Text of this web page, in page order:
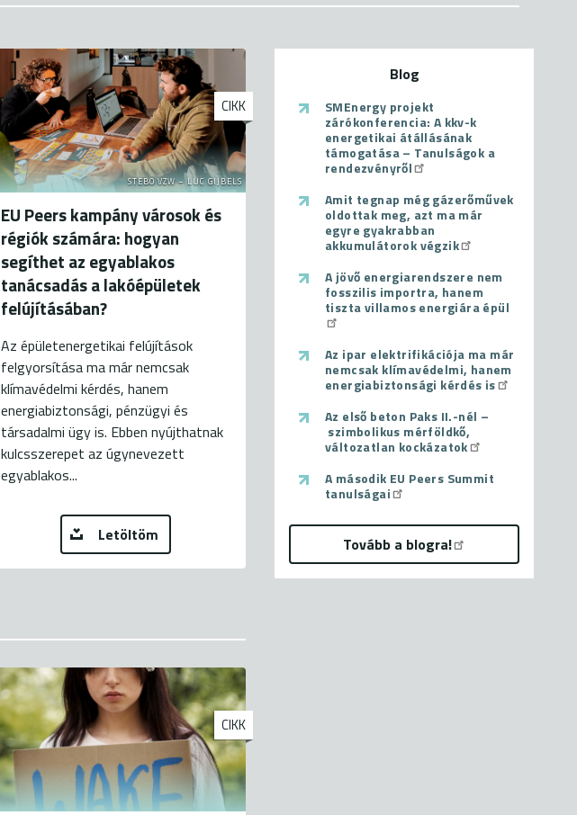
STEBO VZW – LUC GIJBELS
CIKK
EU Peers kampány városok és
régiók számára: hogyan
segíthet az egyablakos
tanácsadás a lakóépületek
felújításában?
Az épületenergetikai felújítások
felgyorsítása ma már nemcsak
klímavédelmi kérdés, hanem
energiabiztonsági, pénzügyi és
társadalmi ügy is. Ebben nyújthatnak
kulcsszerepet az úgynevezett
egyablakos...
Letöltöm
CIKK
Blog
SMEnergy projekt
zárókonferencia: A kkv-k
energetikai átállásának
támogatása – Tanulságok a
rendezvényről
Amit tegnap még gázerőművek
oldottak meg, azt ma már
egyre gyakrabban
akkumulátorok végzik
A jövő energiarendszere nem
fosszilis importra, hanem
tiszta villamos energiára épül
Az ipar elektrifikációja ma már
nemcsak klímavédelmi, hanem
energiabiztonsági kérdés is
Az első beton Paks II.-nél –
szimbolikus mérföldkő,
változatlan kockázatok
A második EU Peers Summit
tanulságai
Tovább a blogra!